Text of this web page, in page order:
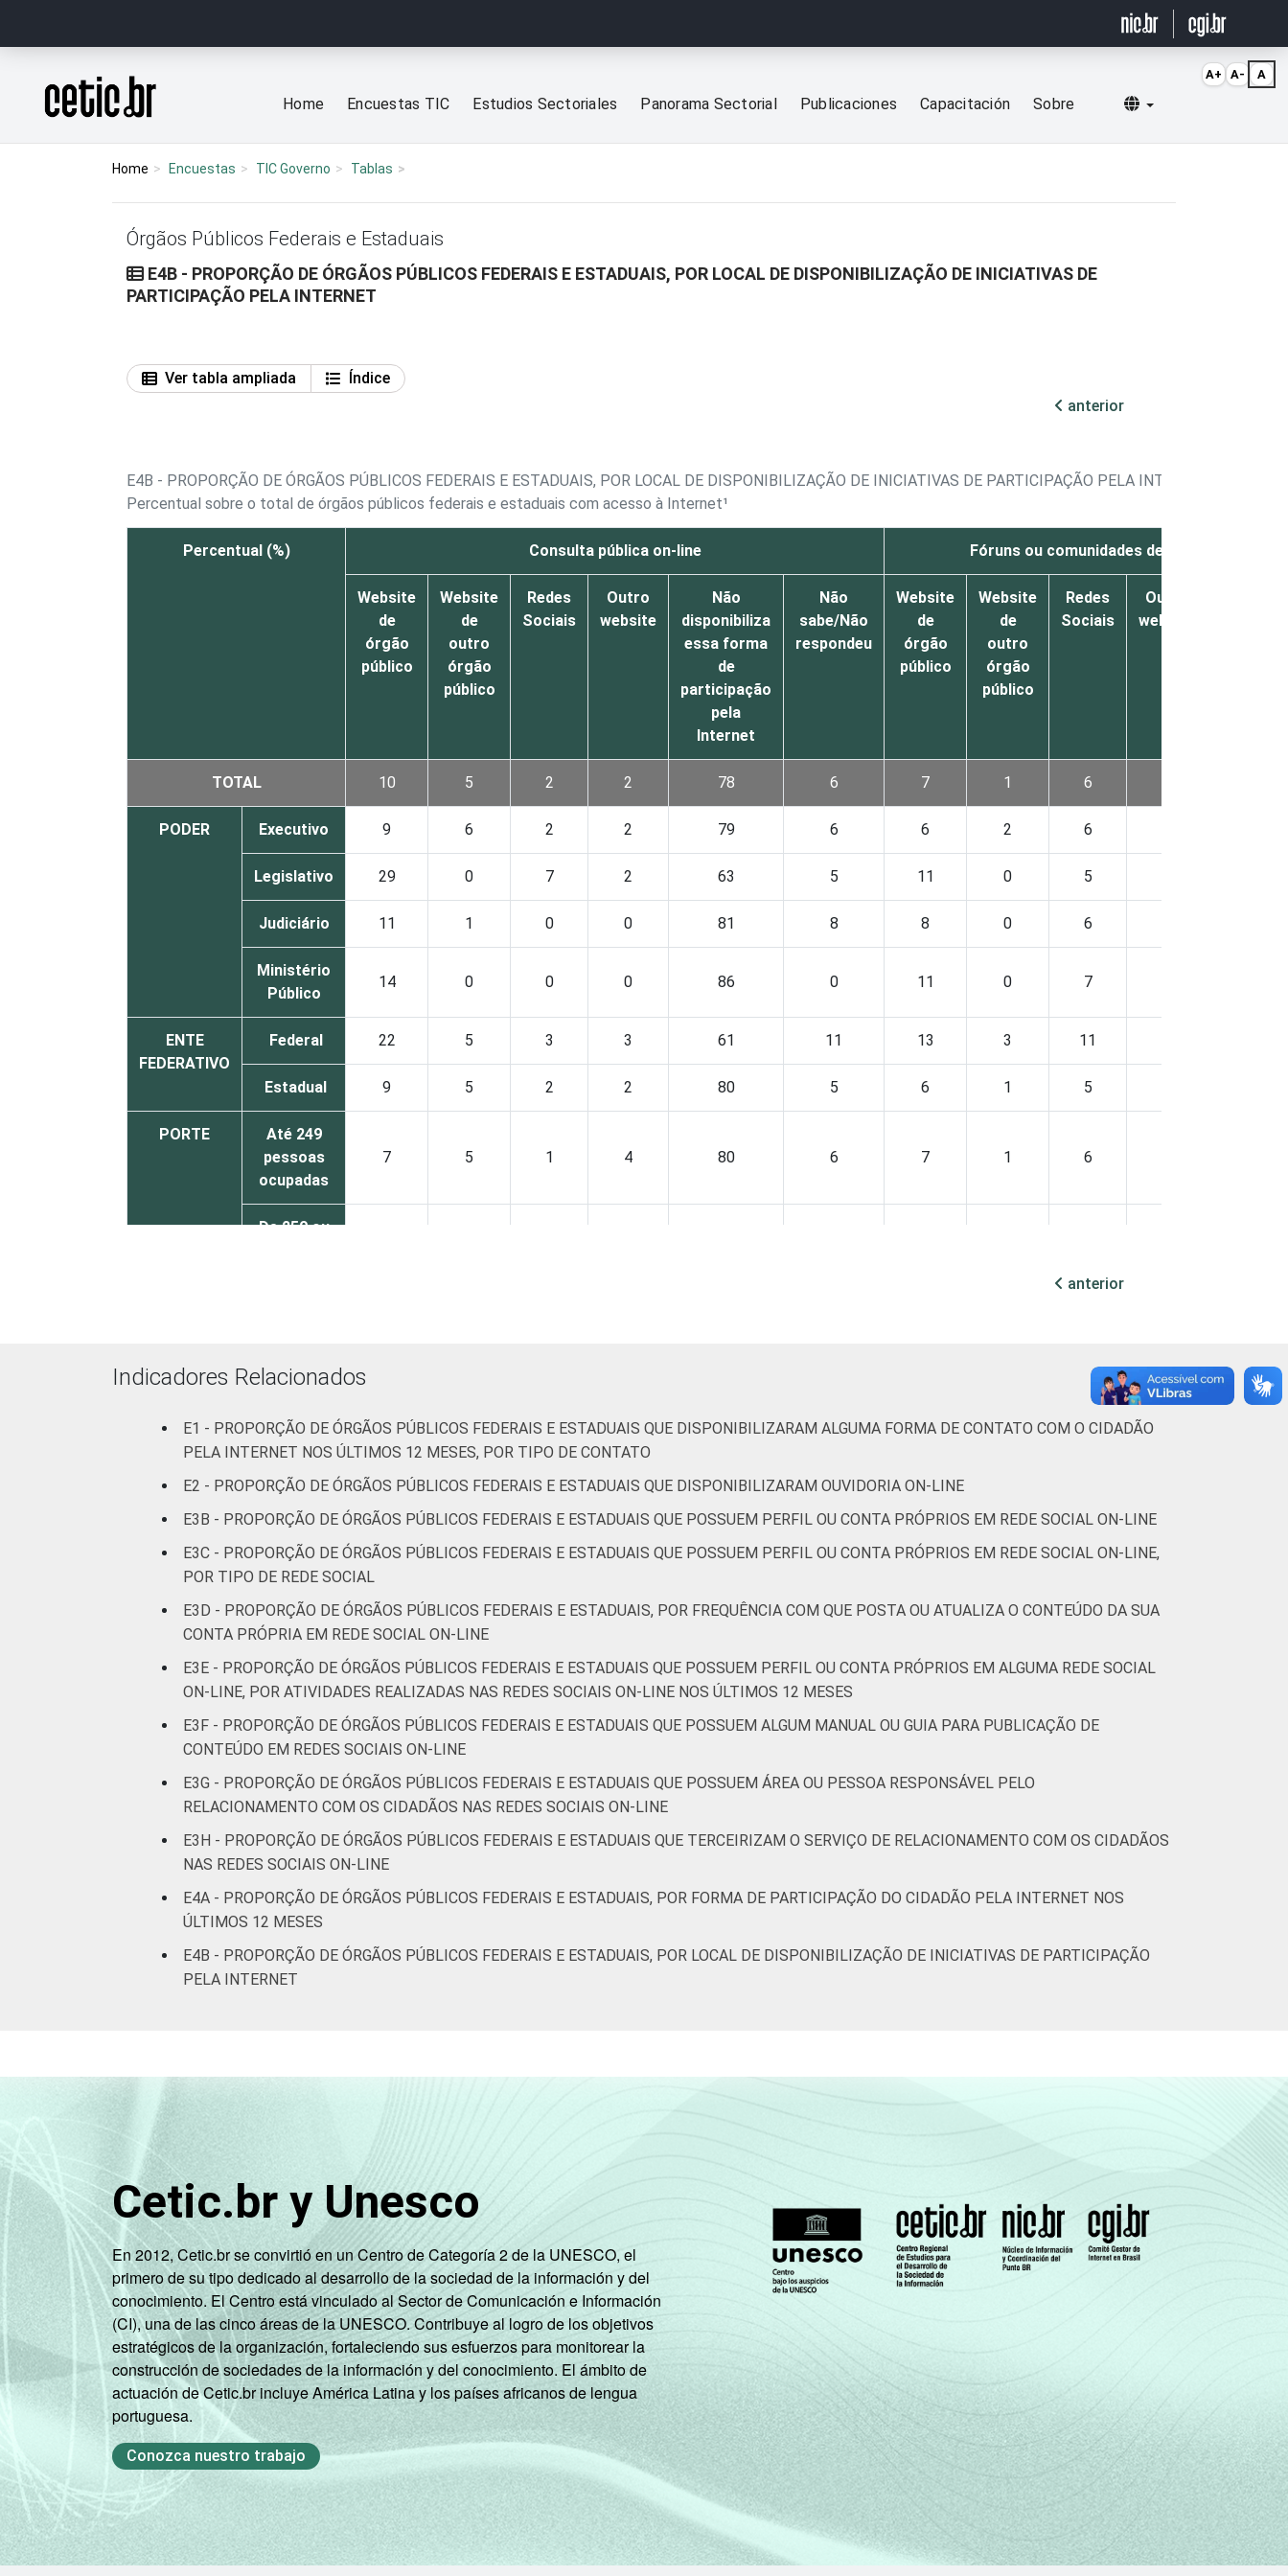
Página inicial
Home Encuestas TIC Estudios Sectoriales Panorama Sectorial Publicaciones Capacitación Sobre Selecionar idioma
Home Encuestas TIC Governo Tablas
Órgãos Públicos Federais e Estaduais
E4B - PROPORÇÃO DE ÓRGÃOS PÚBLICOS FEDERAIS E ESTADUAIS, POR LOCAL DE DISPONIBILIZAÇÃO DE INICIATIVAS DE
PARTICIPAÇÃO PELA INTERNET
Ver tabla ampliada
Índice
anterior
E4B - PROPORÇÃO DE ÓRGÃOS PÚBLICOS FEDERAIS E ESTADUAIS, POR LOCAL DE DISPONIBILIZAÇÃO DE INICIATIVAS DE PARTICIPAÇÃO PELA INTERNET
Percentual sobre o total de órgãos públicos federais e estaduais com acesso à Internet¹
Percentual (%) Consulta pública on-line Fóruns ou comunidades de discussão pela
Website
de
órgão
público
Website
de
outro
órgão
público
Redes
Sociais
Outro
website
Não
disponibiliza
essa forma
de
participação
pela
Internet
Não
sabe/Não
respondeu
Website
de
órgão
público
Website
de
outro
órgão
público
Redes
Sociais
Outro
website
TOTAL 10 5 2 2 78 6 7 1 6
PODER Executivo 9 6 2 2 79 6 6 2 6
Legislativo 29 0 7 2 63 5 11 0 5
Judiciário 11 1 0 0 81 8 8 0 6
Ministério
Público
14 0 0 0 86 0 11 0 7
ENTE
FEDERATIVO
Federal 22 5 3 3 61 11 13 3 11
Estadual 9 5 2 2 80 5 6 1 5
PORTE
Até 249
pessoas
ocupadas
7 5 1 4 80 6 7 1 6
De 250 ou
Dados coletados entre julho e outubro de 2015.
anterior
Indicadores Relacionados
E1 - PROPORÇÃO DE ÓRGÃOS PÚBLICOS FEDERAIS E ESTADUAIS QUE DISPONIBILIZARAM ALGUMA FORMA DE CONTATO COM O CIDADÃO
PELA INTERNET NOS ÚLTIMOS 12 MESES, POR TIPO DE CONTATO
E2 - PROPORÇÃO DE ÓRGÃOS PÚBLICOS FEDERAIS E ESTADUAIS QUE DISPONIBILIZARAM OUVIDORIA ON-LINE
E3B - PROPORÇÃO DE ÓRGÃOS PÚBLICOS FEDERAIS E ESTADUAIS QUE POSSUEM PERFIL OU CONTA PRÓPRIOS EM REDE SOCIAL ON-LINE
E3C - PROPORÇÃO DE ÓRGÃOS PÚBLICOS FEDERAIS E ESTADUAIS QUE POSSUEM PERFIL OU CONTA PRÓPRIOS EM REDE SOCIAL ON-LINE,
POR TIPO DE REDE SOCIAL
E3D - PROPORÇÃO DE ÓRGÃOS PÚBLICOS FEDERAIS E ESTADUAIS, POR FREQUÊNCIA COM QUE POSTA OU ATUALIZA O CONTEÚDO DA SUA
CONTA PRÓPRIA EM REDE SOCIAL ON-LINE
E3E - PROPORÇÃO DE ÓRGÃOS PÚBLICOS FEDERAIS E ESTADUAIS QUE POSSUEM PERFIL OU CONTA PRÓPRIOS EM ALGUMA REDE SOCIAL
ON-LINE, POR ATIVIDADES REALIZADAS NAS REDES SOCIAIS ON-LINE NOS ÚLTIMOS 12 MESES
E3F - PROPORÇÃO DE ÓRGÃOS PÚBLICOS FEDERAIS E ESTADUAIS QUE POSSUEM ALGUM MANUAL OU GUIA PARA PUBLICAÇÃO DE
CONTEÚDO EM REDES SOCIAIS ON-LINE
E3G - PROPORÇÃO DE ÓRGÃOS PÚBLICOS FEDERAIS E ESTADUAIS QUE POSSUEM ÁREA OU PESSOA RESPONSÁVEL PELO
RELACIONAMENTO COM OS CIDADÃOS NAS REDES SOCIAIS ON-LINE
E3H - PROPORÇÃO DE ÓRGÃOS PÚBLICOS FEDERAIS E ESTADUAIS QUE TERCEIRIZAM O SERVIÇO DE RELACIONAMENTO COM OS CIDADÃOS
NAS REDES SOCIAIS ON-LINE
E4A - PROPORÇÃO DE ÓRGÃOS PÚBLICOS FEDERAIS E ESTADUAIS, POR FORMA DE PARTICIPAÇÃO DO CIDADÃO PELA INTERNET NOS
ÚLTIMOS 12 MESES
E4B - PROPORÇÃO DE ÓRGÃOS PÚBLICOS FEDERAIS E ESTADUAIS, POR LOCAL DE DISPONIBILIZAÇÃO DE INICIATIVAS DE PARTICIPAÇÃO
PELA INTERNET
Cetic.br y Unesco
En 2012, Cetic.br se convirtió en un Centro de Categoría 2 de la UNESCO, el
primero de su tipo dedicado al desarrollo de la sociedad de la información y del
conocimiento. El Centro está vinculado al Sector de Comunicación e Información
(CI), una de las cinco áreas de la UNESCO. Contribuye al logro de los objetivos
estratégicos de la organización, fortaleciendo sus esfuerzos para monitorear la
construcción de sociedades de la información y del conocimiento. El ámbito de
actuación de Cetic.br incluye América Latina y los países africanos de lengua
portuguesa.
Conozca nuestro trabajo
A+ A- A